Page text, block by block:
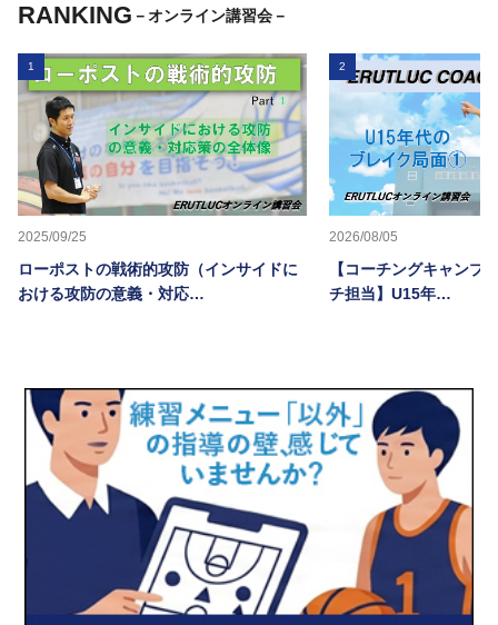
RANKING －オンライン講習会－
1
2025/09/25
ローポストの戦術的攻防（インサイドに
おける攻防の意義・対応…
2
2026/08/05
【コーチングキャンプ
チ担当】U15年…